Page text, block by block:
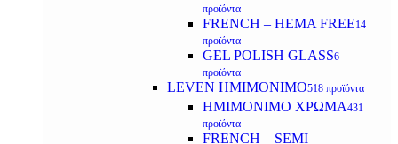
προϊόντα
FRENCH – HEMA FREE14
προϊόντα
GEL POLISH GLASS6
προϊόντα
LEVEN ΗΜΙΜΟΝΙΜΟ518 προϊόντα
ΗΜΙΜΟΝΙΜΟ ΧΡΩΜΑ431
προϊόντα
FRENCH – SEMI